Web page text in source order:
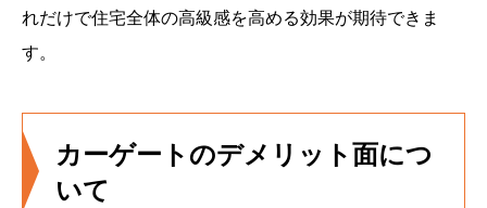
れだけで住宅全体の高級感を高める効果が期待できま
す。
カーゲートのデメリット面につ
いて